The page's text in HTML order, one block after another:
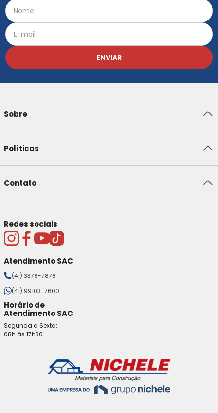
ENVIAR
Sobre
Políticas
Contato
Redes sociais
Atendimento SAC
(41) 3378-7878
(41) 99103-7600
Horário de
Atendimento SAC
Segunda a Sexta:
08h às 17h30.